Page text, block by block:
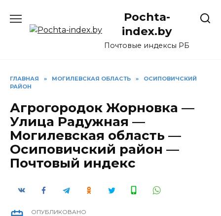
содержанию
Pochta-
index.by
Почтовые индексы РБ
ГЛАВНАЯ » МОГИЛЕВСКАЯ ОБЛАСТЬ »
ОСИПОВИЧСКИЙ
РАЙОН
Агрогородок Жорновка —
Улица Радужная —
Могилевская область —
Осиповичский район —
Почтовый индекс
ОПУБЛИКОВАНО